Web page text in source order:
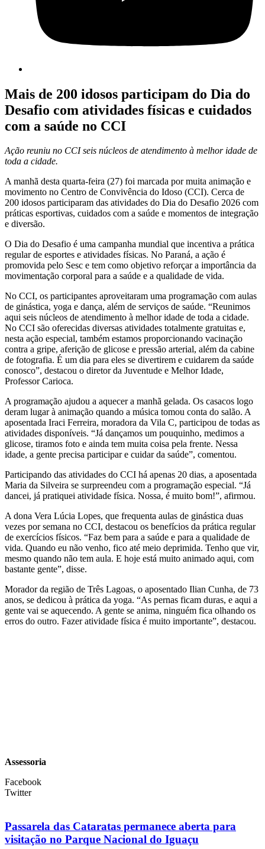
Mais de 200 idosos participam do Dia do
Desafio com atividades físicas e cuidados
com a saúde no CCI
Ação reuniu no CCI seis núcleos de atendimento à melhor idade de
toda a cidade.
A manhã desta quarta-feira (27) foi marcada por muita animação e
movimento no Centro de Convivência do Idoso (CCI). Cerca de
200 idosos participaram das atividades do Dia do Desafio 2026 com
práticas esportivas, cuidados com a saúde e momentos de integração
e diversão.
O Dia do Desafio é uma campanha mundial que incentiva a prática
regular de esportes e atividades físicas. No Paraná, a ação é
promovida pelo Sesc e tem como objetivo reforçar a importância da
movimentação corporal para a saúde e a qualidade de vida.
No CCI, os participantes aproveitaram uma programação com aulas
de ginástica, yoga e dança, além de serviços de saúde. “Reunimos
aqui seis núcleos de atendimento à melhor idade de toda a cidade.
No CCI são oferecidas diversas atividades totalmente gratuitas e,
nesta ação especial, também estamos proporcionando vacinação
contra a gripe, aferição de glicose e pressão arterial, além da cabine
de fotografia. É um dia para eles se divertirem e cuidarem da saúde
conosco”, destacou o diretor da Juventude e Melhor Idade,
Professor Carioca.
A programação ajudou a aquecer a manhã gelada. Os casacos logo
deram lugar à animação quando a música tomou conta do salão. A
aposentada Iraci Ferreira, moradora da Vila C, participou de todas as
atividades disponíveis. “Já dançamos um pouquinho, medimos a
glicose, tiramos foto e ainda tem muita coisa pela frente. Nessa
idade, a gente precisa participar e cuidar da saúde”, comentou.
Participando das atividades do CCI há apenas 20 dias, a aposentada
Maria da Silveira se surpreendeu com a programação especial. “Já
dancei, já pratiquei atividade física. Nossa, é muito bom!”, afirmou.
A dona Vera Lúcia Lopes, que frequenta aulas de ginástica duas
vezes por semana no CCI, destacou os benefícios da prática regular
de exercícios físicos. “Faz bem para a saúde e para a qualidade de
vida. Quando eu não venho, fico até meio deprimida. Tenho que vir,
mesmo quando não tem aula. E hoje está muito animado aqui, com
bastante gente”, disse.
Morador da região de Três Lagoas, o aposentado Ilian Cunha, de 73
anos, se dedicou à prática da yoga. “As pernas ficam duras, e aqui a
gente vai se aquecendo. A gente se anima, ninguém fica olhando os
erros do outro. Fazer atividade física é muito importante”, destacou.
Assessoria
Facebook
Twitter
Passarela das Cataratas permanece aberta para
visitação no Parque Nacional do Iguaçu